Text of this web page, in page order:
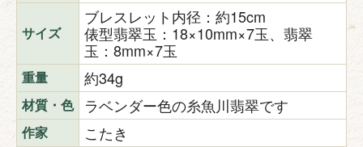
サイズ
ブレスレット内径：約15cm
俵型翡翠玉：18×10mm×7玉、翡翠
玉：8mm×7玉
重量 約34g
材質・色 ラベンダー色の糸魚川翡翠です
作家 こたき